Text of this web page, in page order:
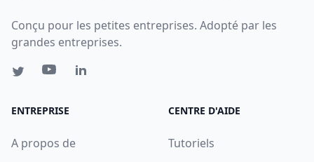
Conçu pour les petites entreprises. Adopté par les
grandes entreprises.
ENTREPRISE
A propos de
CENTRE D'AIDE
Tutoriels